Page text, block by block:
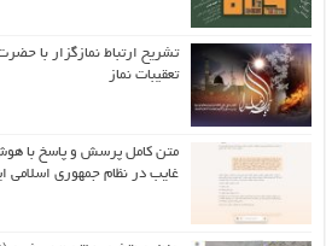
تشریح ارتباط نمازگزار با
تعقیبات نماز
متن کامل پرسش و پاسخ با
غایب در نظام جمهوری اسلامی